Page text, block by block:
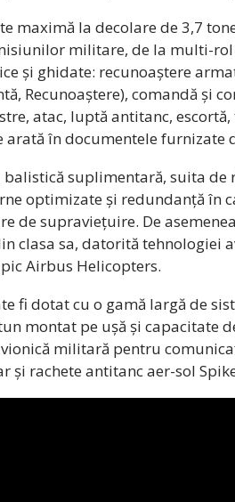
maximă la decolare de 3,7
militare, de la multi-
și ghidate: recunoaștere
Recunoaștere), comandă și
atac, luptă antitanc, escortă,
arată în documentele furnizate
balistică suplimentară, suita de
optimizate și redundanță în
de supraviețuire. De
clasa sa, datorită tehnologiei
Airbus Helicopters.
fi dotat cu o gamă largă de
montat pe ușă și capacitate
militară pentru
și rachete antitanc aer-sol